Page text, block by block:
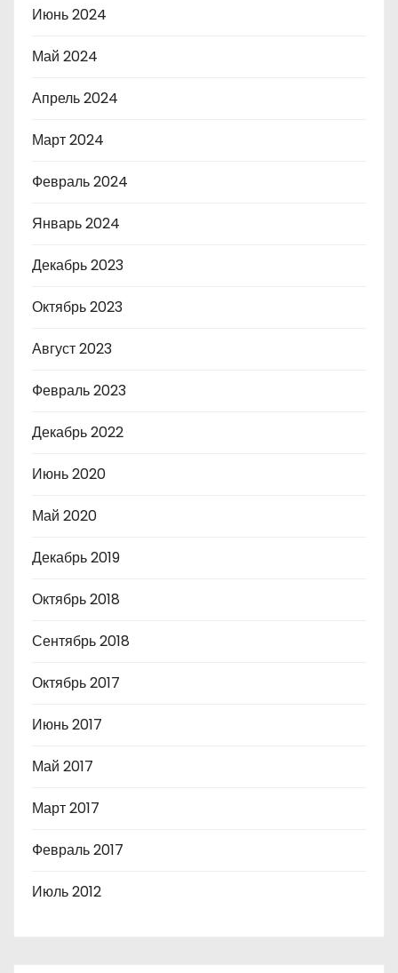
Июнь 2024
Май 2024
Апрель 2024
Март 2024
Февраль 2024
Январь 2024
Декабрь 2023
Октябрь 2023
Август 2023
Февраль 2023
Декабрь 2022
Июнь 2020
Май 2020
Декабрь 2019
Октябрь 2018
Сентябрь 2018
Октябрь 2017
Июнь 2017
Май 2017
Март 2017
Февраль 2017
Июль 2012